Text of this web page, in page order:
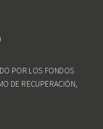
POR LOS FONDOS
DE RECUPERACIÓN,